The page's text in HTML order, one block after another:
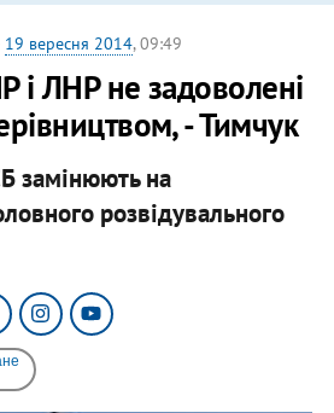
19 вересня 2014, 09:49
і ЛНР не задоволені
- Тимчук
замінюють на
розвідувального